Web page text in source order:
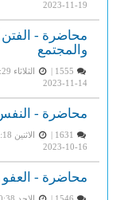
2023-11-19
محاضرة - الفتن
والمجتمع
الثلاثاء AM 10:29
2023-11-14
محاضرة - النفس
الاثنين AM 10:18
2023-10-16
محاضرة - العفو